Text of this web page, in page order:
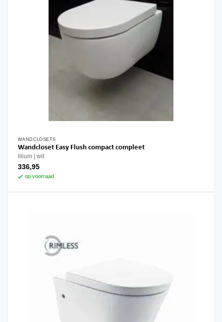
WANDCLOSETS
Wandcloset Easy Flush compact compleet
lilium wit
336,95
op voorraad